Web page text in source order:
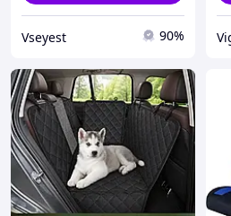
Vseyest 90%